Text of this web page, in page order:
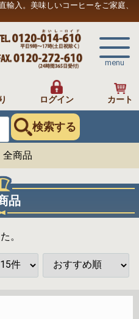
輸入。美味しいコーヒーをご家庭、
menu
ログイン カート
検索する
全商品
品
。